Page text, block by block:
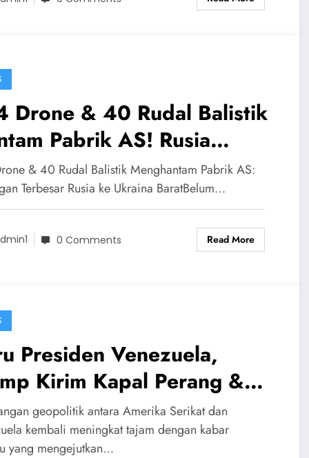
Drone & 40 Rudal Balistik
Pabrik AS! Rusia
Serangan Terbesar
Barat
& 40 Rudal Balistik Menghantam Pabrik AS:
Terbesar Rusia ke Ukraina BaratBelum…
0 Comments Read More
Presiden Venezuela,
Kirim Kapal Perang &
Tentara! Fakta Konflik
Venezuela
geopolitik antara Amerika Serikat dan
kembali meningkat tajam dengan kabar
yang mengejutkan…